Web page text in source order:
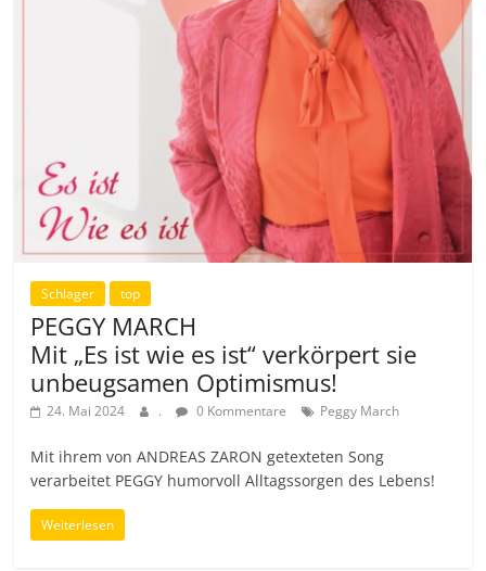
Schlager top
PEGGY MARCH
Mit „Es ist wie es ist“ verkörpert sie
unbeugsamen Optimismus!
24. Mai 2024 . 0 Kommentare Peggy March
Mit ihrem von ANDREAS ZARON getexteten Song
verarbeitet PEGGY humorvoll Alltagssorgen des Lebens!
Weiterlesen